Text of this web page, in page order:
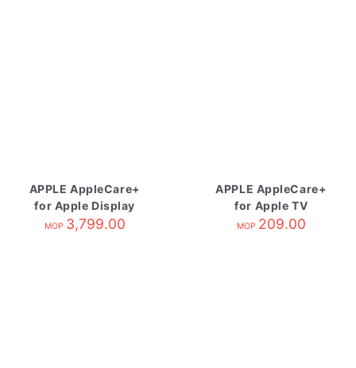
APPLE AppleCare+
for Apple Display
MOP 3,799.00
APPLE AppleCare+
for Apple TV
MOP 209.00